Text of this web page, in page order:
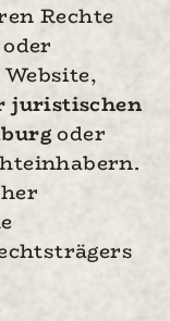
Rechte
juristischen
oder